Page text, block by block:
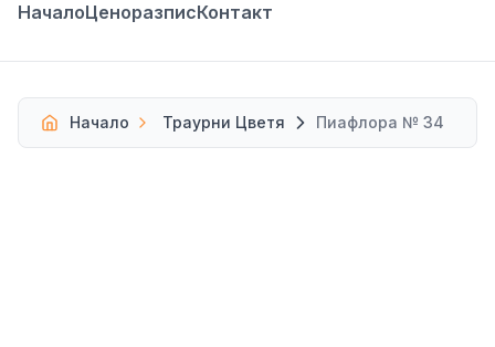
НачалоЦеноразписКонтакт
Начало Траурни Цветя Пиафлора № 34